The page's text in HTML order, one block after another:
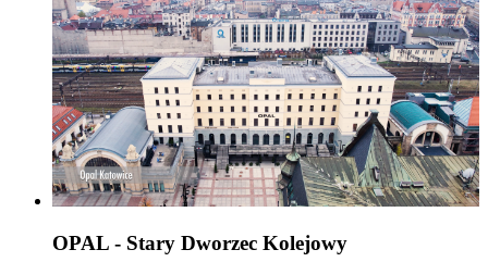
OPAL - Stary Dworzec Kolejowy